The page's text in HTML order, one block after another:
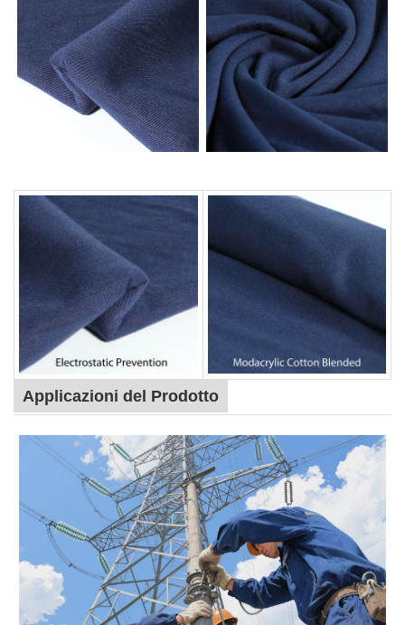
Applicazioni del Prodotto